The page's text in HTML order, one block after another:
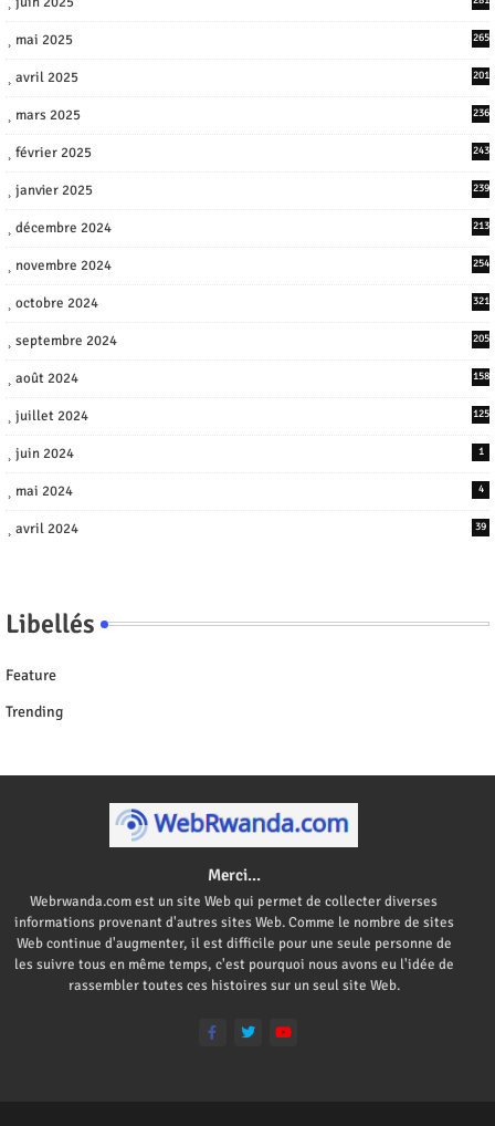
mai 2025 265
avril 2025 201
mars 2025 236
février 2025 243
janvier 2025 239
décembre 2024 213
novembre 2024 254
octobre 2024 321
septembre 2024 205
août 2024 158
juillet 2024 125
juin 2024 1
mai 2024 4
avril 2024 39
Libellés
Feature
Trending
Merci...
Webrwanda.com est un site Web qui permet de collecter diverses
informations provenant d'autres sites Web. Comme le nombre de sites
Web continue d'augmenter, il est difficile pour une seule personne de
les suivre tous en même temps, c'est pourquoi nous avons eu l'idée de
rassembler toutes ces histoires sur un seul site Web.